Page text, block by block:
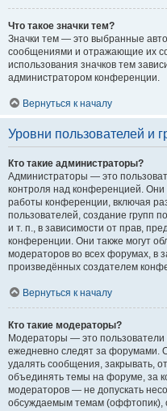
Что такое значки тем?
Значки тем — это выбранные
сообщениями и отражающие их
использования значков тем
администратором конференции.
Вернуться к началу
Уровни пользователей и
Кто такие администраторы?
Администраторы — это
контроля над конференцией. Они
работы конференции, включая
пользователей, создание групп
и т. п., в зависимости от прав,
конференции. Они также могут
модераторов во всех форумах, в
произведённых создателем
Вернуться к началу
Кто такие модераторы?
Модераторы — это пользователи
ежедневно следят за форумами.
удалять сообщения, закрывать,
объединять темы на форуме, за
модераторов — не допускать
обсуждаемым темам (оффтопик),